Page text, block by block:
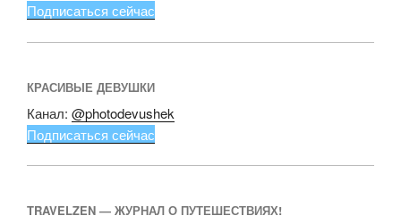
Подписаться сейчас
КРАСИВЫЕ ДЕВУШКИ
Канал: @photodevushek
Подписаться сейчас
TRAVELZEN — ЖУРНАЛ О ПУТЕШЕСТВИЯХ!